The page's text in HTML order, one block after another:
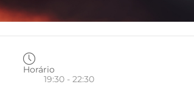
Horário
19:30 - 22:30